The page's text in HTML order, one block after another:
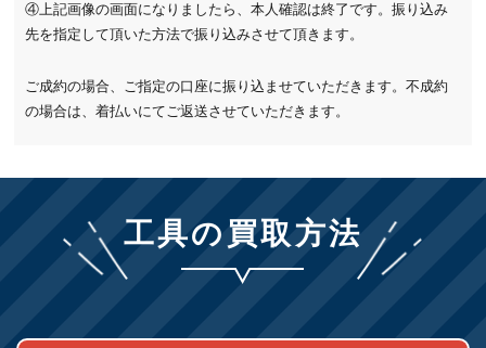
④上記画像の画面になりましたら、本人確認は終了です。振り込み
先を指定して頂いた方法で振り込みさせて頂きます。
ご成約の場合、ご指定の口座に振り込ませていただきます。不成約
の場合は、着払いにてご返送させていただきます。
工具の買取方法